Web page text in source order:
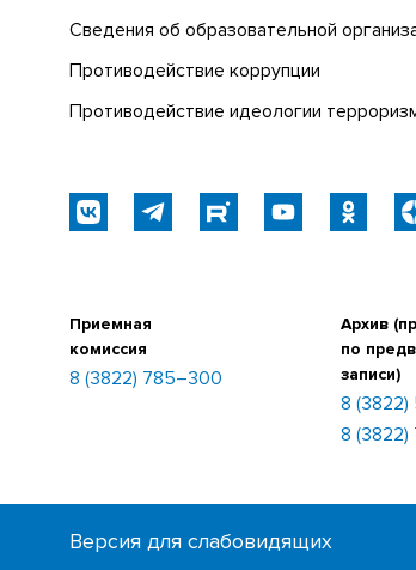
Сведения об образовательной
Противодействие коррупции
Противодействие идеологии
Приемная
комиссия
8 (3822) 785–300
Архив
по
записи)
8
8
Версия для слабовидящих